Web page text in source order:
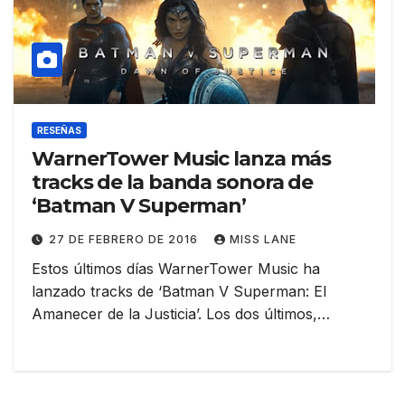
RESEÑAS
WarnerTower Music lanza más
tracks de la banda sonora de
‘Batman V Superman’
27 DE FEBRERO DE 2016 MISS LANE
Estos últimos días WarnerTower Music ha
lanzado tracks de ‘Batman V Superman: El
Amanecer de la Justicia’. Los dos últimos,…